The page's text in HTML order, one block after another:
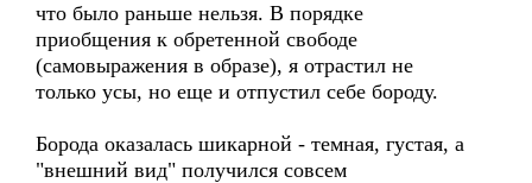
что было раньше нельзя. В порядке
приобщения к обретенной свободе
(самовыражения в образе), я отрастил не
только усы, но еще и отпустил себе бороду.
Борода оказалась шикарной - темная, густая, а
"внешний вид" получился совсем